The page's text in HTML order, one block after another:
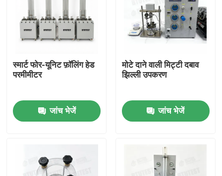
स्मार्ट फोर-यूनिट फ़ॉलिंग हेड
परमीमीटर
जांच भेजें
मोटे दाने वाली मिट्टी दबाव
झिल्ली उपकरण
जांच भेजें